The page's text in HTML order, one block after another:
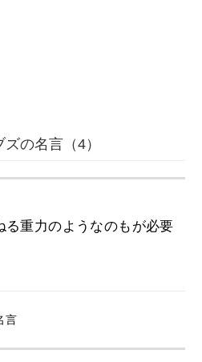
の名言（4）
る重力のようなのもが必要
言